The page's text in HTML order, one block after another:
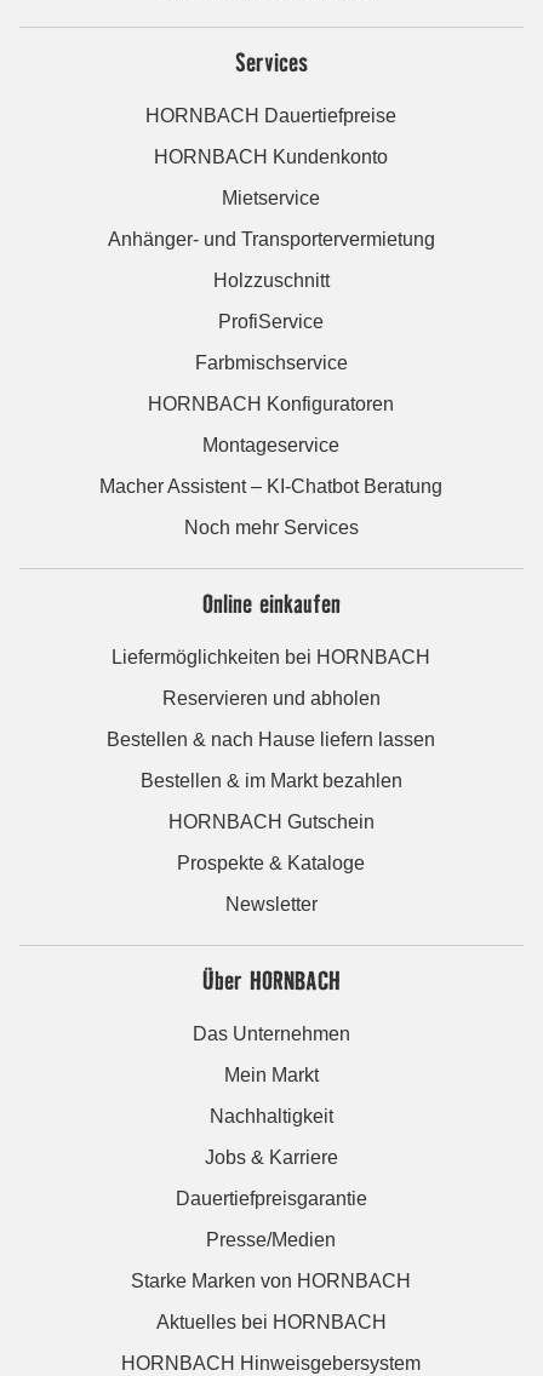
Services
HORNBACH Dauertiefpreise
HORNBACH Kundenkonto
Mietservice
Anhänger- und Transportervermietung
Holzzuschnitt
ProfiService
Farbmischservice
HORNBACH Konfiguratoren
Montageservice
Macher Assistent – KI-Chatbot Beratung
Noch mehr Services
Online einkaufen
Liefermöglichkeiten bei HORNBACH
Reservieren und abholen
Bestellen & nach Hause liefern lassen
Bestellen & im Markt bezahlen
HORNBACH Gutschein
Prospekte & Kataloge
Newsletter
Über HORNBACH
Das Unternehmen
Mein Markt
Nachhaltigkeit
Jobs & Karriere
Dauertiefpreisgarantie
Presse/Medien
Starke Marken von HORNBACH
Aktuelles bei HORNBACH
HORNBACH Hinweisgebersystem